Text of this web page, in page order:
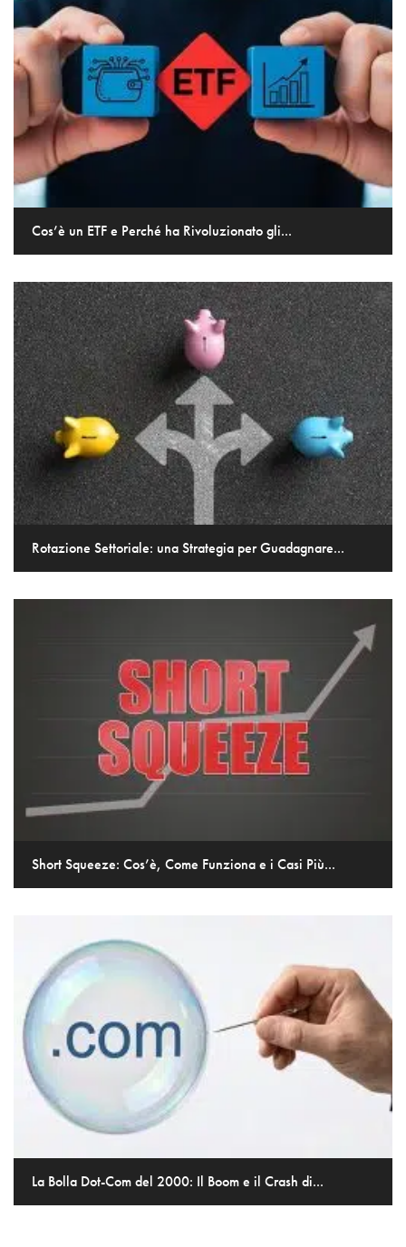
Cos’è un ETF e Perché ha Rivoluzionato gli...
Rotazione Settoriale: una Strategia per Guadagnare...
Short Squeeze: Cos’è, Come Funziona e i Casi Più...
La Bolla Dot-Com del 2000: Il Boom e il Crash di...